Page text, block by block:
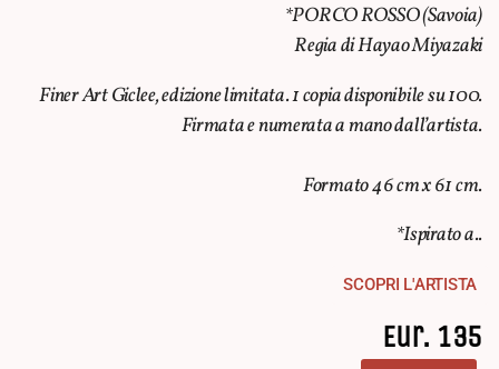
*PORCO ROSSO (Savoia)
Regia di Hayao Miyazaki
Finer Art Giclee, edizione limitata. 1 copia disponibile su 100.
Firmata e numerata a mano dall’artista.
Formato 46 cm x 61 cm.
*Ispirato a..
SCOPRI L'ARTISTA
Eur. 135